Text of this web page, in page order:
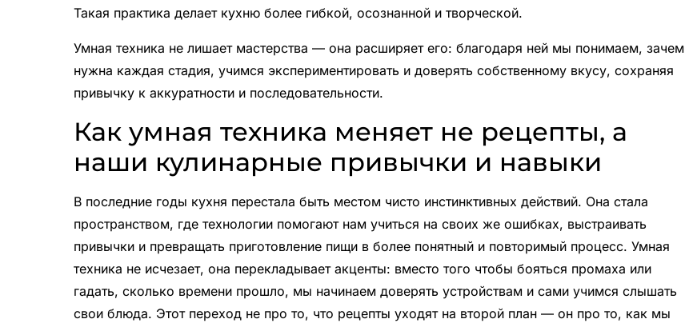
Такая практика делает кухню более гибкой, осознанной и творческой.
Умная техника не лишает мастерства — она расширяет его: благодаря ней мы понимаем, зачем
нужна каждая стадия, учимся экспериментировать и доверять собственному вкусу, сохраняя
привычку к аккуратности и последовательности.
Как умная техника меняет не рецепты, а
наши кулинарные привычки и навыки
В последние годы кухня перестала быть местом чисто инстинктивных действий. Она стала
пространством, где технологии помогают нам учиться на своих же ошибках, выстраивать
привычки и превращать приготовление пищи в более понятный и повторимый процесс. Умная
техника не исчезает, она перекладывает акценты: вместо того чтобы бояться промаха или
гадать, сколько времени прошло, мы начинаем доверять устройствам и сами учимся слышать
свои блюда. Этот переход не про то, что рецепты уходят на второй план — он про то, как мы